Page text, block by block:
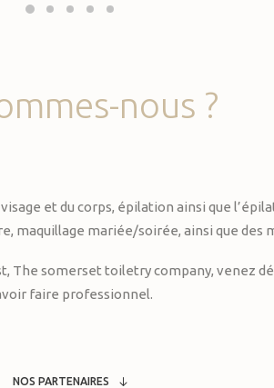
nous ?
et du corps, épilation ainsi que
maquillage mariée/soirée, ainsi que des
The somerset toiletry company, venez
faire professionnel.
NOS PARTENAIRES